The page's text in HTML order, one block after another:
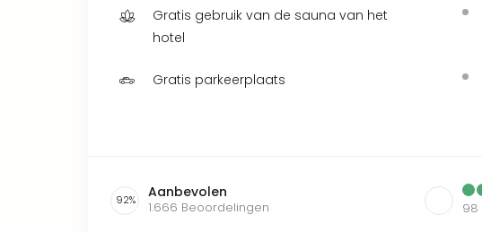
Gratis gebruik van de sauna van het
hotel
Gratis parkeerplaats
92% Aanbevolen
1.666 Beoordelingen 98